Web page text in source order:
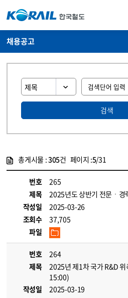
채용공고
검색
총게시물 :305건 페이지 :5/31
번호
265
제목
2025년도 상반기 전문ㆍ
작성일
2025-03-26
조회수
37,705
파일
번호
264
제목
2025년 제1차 국가 R&D
15:00)
작성일
2025-03-19